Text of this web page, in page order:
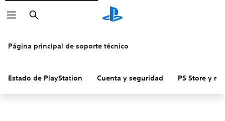
Buscar
Página principal de soporte técnico
Estado de PlayStation Cuenta y seguridad PS Store y